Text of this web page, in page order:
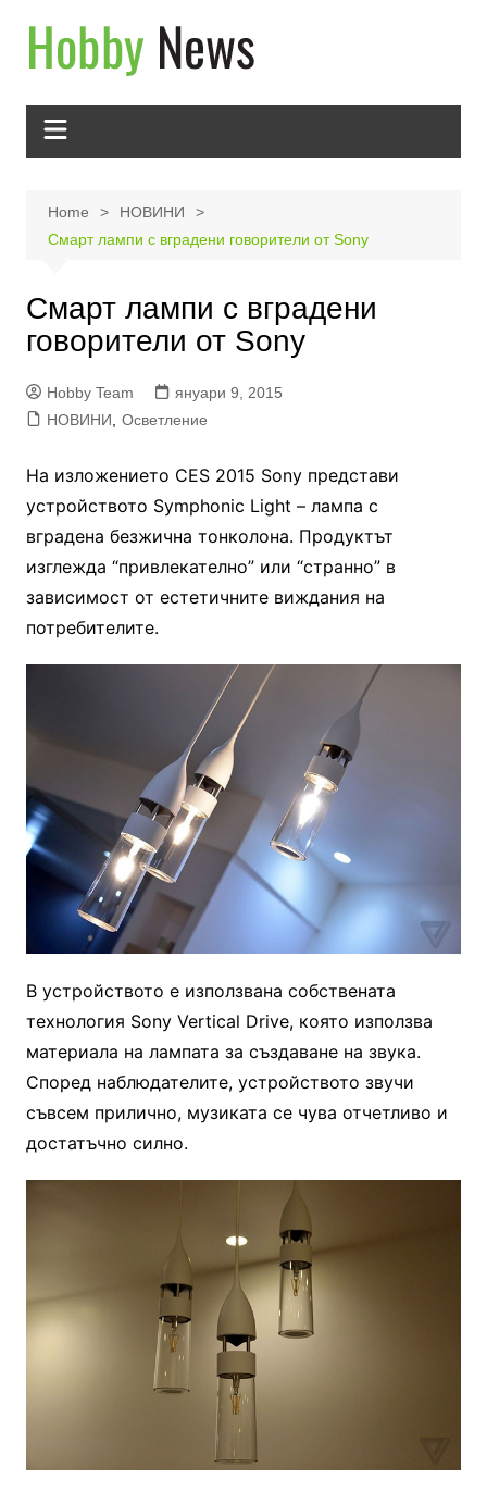
content
Home
НОВИНИ
Смарт лампи с вградени говорители от Sony
Смарт лампи с вградени
говорители от Sony
Hobby Team
януари 9, 2015
НОВИНИ
Осветление
На изложението CES 2015 Sony представи
устройството Symphonic Light – лампа с
вградена безжична тонколона. Продуктът
изглежда “привлекателно” или “странно” в
зависимост от естетичните виждания на
потребителите.
В устройството е използвана собствената
технология Sony Vertical Drive, която използва
материала на лампата за създаване на звука.
Според наблюдателите, устройството звучи
съвсем прилично, музиката се чува отчетливо и
достатъчно силно.